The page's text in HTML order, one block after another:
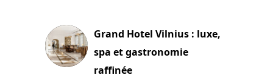
Grand Hotel Vilnius : luxe,
spa et gastronomie
raffinée